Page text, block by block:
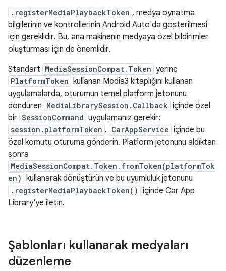
.registerMediaPlaybackToken , medya oynatma
bilgilerinin ve kontrollerinin Android Auto'da gösterilmesi
için gereklidir. Bu, ana makinenin medyaya özel bildirimler
oluşturması için de önemlidir.
Standart MediaSessionCompat.Token yerine
PlatformToken kullanan Media3 kitaplığını kullanan
uygulamalarda, oturumun temel platform jetonunu
döndüren MediaLibrarySession.Callback içinde özel
bir SessionCommand uygulamanız gerekir:
session.platformToken . CarAppService içinde bu
özel komutu oturuma gönderin. Platform jetonunu aldıktan
sonra
MediaSessionCompat.Token.fromToken(platformTok
en) kullanarak dönüştürün ve bu uyumluluk jetonunu
.registerMediaPlaybackToken() içinde Car App
Library'ye iletin.
Şablonları kullanarak medyaları
düzenleme